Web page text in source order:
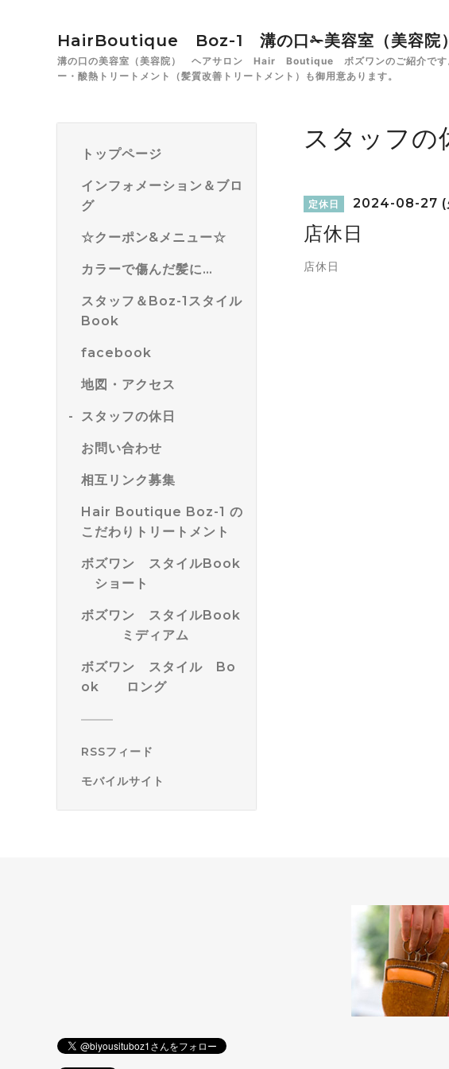
HairBoutique Boz-1 溝の口✁美容室（美容院
溝の口の美容室（美容院） ヘアサロン Hair Boutique ボズワンのご紹介です。
ー・酸熱トリートメント（髪質改善トリートメント）も御用意あります。
トップページ
インフォメーション＆ブロ
グ
☆クーポン&メニュー☆
カラーで傷んだ髪に…
スタッフ＆Boz-1スタイル
Book
facebook
地図・アクセス
スタッフの休日
お問い合わせ
相互リンク募集
Hair Boutique Boz-1 の
こだわりトリートメント
ボズワン スタイルBook
ショート
ボズワン スタイルBook
ミディアム
ボズワン スタイル Bo
ok ロング
RSSフィード
モバイルサイト
スタッフの
定休日 2024-08-27 (
店休日
店休日